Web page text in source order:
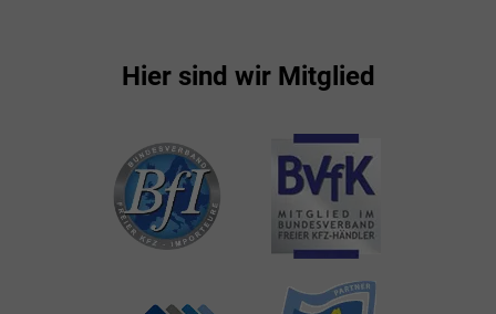
Hier sind wir Mitglied